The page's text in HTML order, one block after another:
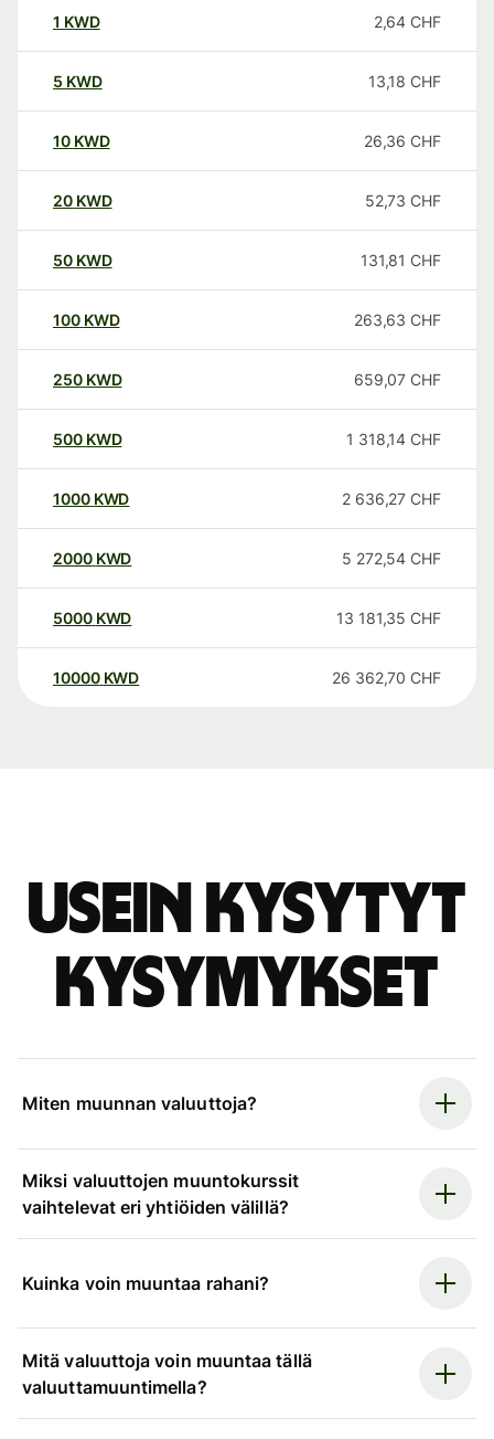
1 KWD 2,64 CHF
5 KWD 13,18 CHF
10 KWD 26,36 CHF
20 KWD 52,73 CHF
50 KWD 131,81 CHF
100 KWD 263,63 CHF
250 KWD 659,07 CHF
500 KWD 1 318,14 CHF
1000 KWD 2 636,27 CHF
2000 KWD 5 272,54 CHF
5000 KWD 13 181,35 CHF
10000 KWD 26 362,70 CHF
Usein kysytyt
kysymykset
Miten muunnan valuuttoja?
Miksi valuuttojen muuntokurssit
vaihtelevat eri yhtiöiden välillä?
Kuinka voin muuntaa rahani?
Mitä valuuttoja voin muuntaa tällä
valuuttamuuntimella?